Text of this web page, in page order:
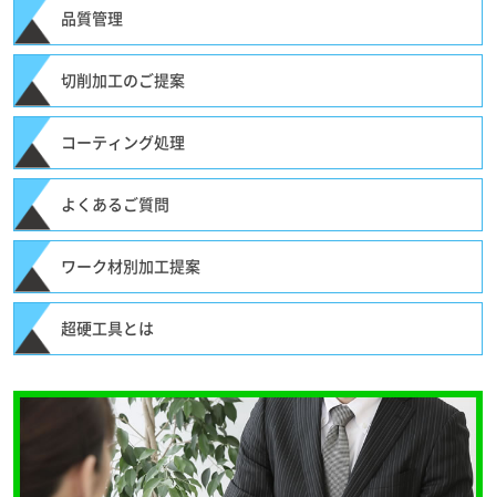
品質管理
切削加工のご提案
コーティング処理
よくあるご質問
ワーク材別加工提案
超硬工具とは